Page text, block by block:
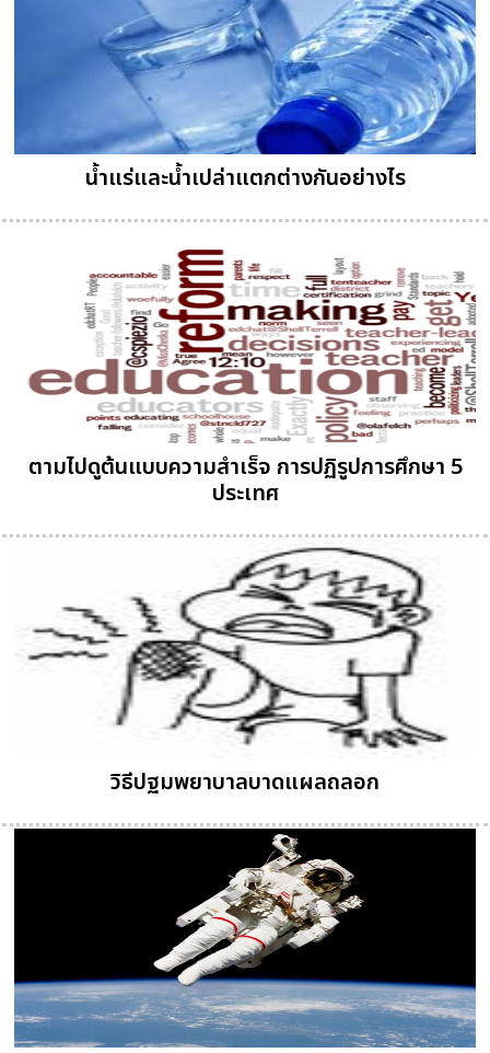
น้ำแร่และน้ำเปล่าแตกต่างกันอย่างไร
ตามไปดูต้นแบบความสำเร็จ การปฏิรูปการศึกษา 5
ประเทศ
วิธีปฐมพยาบาลบาดแผลถลอก